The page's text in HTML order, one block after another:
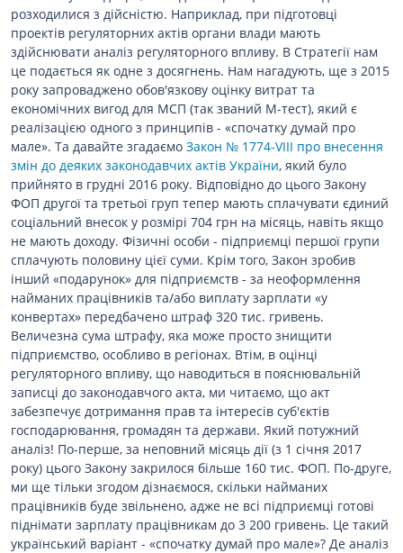
розходилися з дійсністю. Наприклад, при підготовці
проектів регуляторних актів органи влади мають
здійснювати аналіз регуляторного впливу. В Стратегії нам
це подається як одне з досягнень. Нам нагадують, ще з 2015
року запроваджено обов'язкову оцінку витрат та
економічних вигод для МСП (так званий М-тест), який є
реалізацією одного з принципів - «спочатку думай про
мале». Та давайте згадаємо Закон № 1774-VIII про внесення
змін до деяких законодавчих актів України, який було
прийнято в грудні 2016 року. Відповідно до цього Закону
ФОП другої та третьої груп тепер мають сплачувати єдиний
соціальний внесок у розмірі 704 грн на місяць, навіть якщо
не мають доходу. Фізичні особи - підприємці першої групи
сплачують половину цієї суми. Крім того, Закон зробив
інший «подарунок» для підприємств - за неоформлення
найманих працівників та/або виплату зарплати «у
конвертах» передбачено штраф 320 тис. гривень.
Величезна сума штрафу, яка може просто знищити
підприємство, особливо в регіонах. Втім, в оцінці
регуляторного впливу, що наводиться в пояснювальній
записці до законодавчого акта, ми читаємо, що акт
забезпечує дотримання прав та інтересів суб'єктів
господарювання, громадян та держави. Який потужний
аналіз! По-перше, за неповний місяць дії (з 1 січня 2017
року) цього Закону закрилося більше 160 тис. ФОП. По-друге,
ми ще тільки згодом дізнаємося, скільки найманих
працівників буде звільнено, адже не всі підприємці готові
піднімати зарплату працівникам до 3 200 гривень. Це такий
український варіант - «спочатку думай про мале»? Де аналіз